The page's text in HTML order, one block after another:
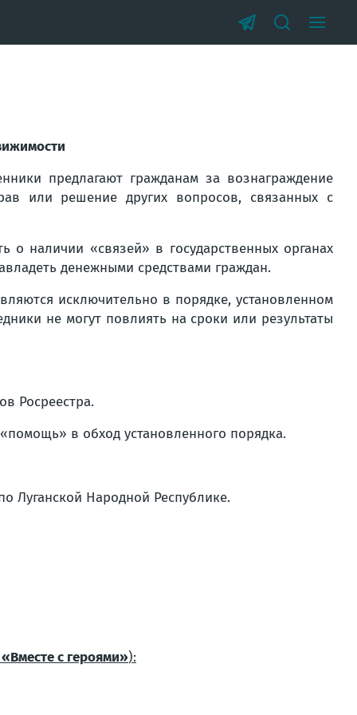
предлагают гражданам за вознаграждение
или решение других вопросов, связанных с
о наличии «связей» в государственных органах
денежными средствами граждан.
исключительно в порядке, установленном
не могут повлиять на сроки или результаты
Росреестра.
в обход установленного порядка.
Луганской Народной Республике.
«Вместе с героями»):